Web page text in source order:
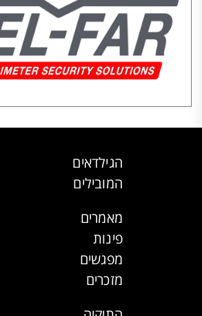
הגילדאים
המובילים
מאמרים
פינות
מפגשים
מזכרים